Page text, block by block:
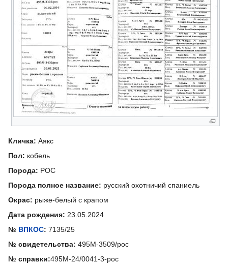
Кличка: Аякс
Пол: кобель
Порода: РОС
Порода полное название: русский охотничий спаниель
Окрас: рыже-белый с крапом
Дата рождения: 23.05.2024
№ ВПКОС: 7135/25
№ свидетельства: 495М-3509/рос
№ справки:495М-24/0041-3-рос